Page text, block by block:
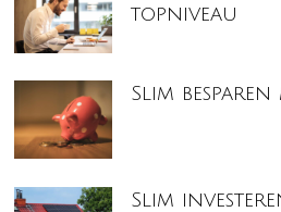
topniveau
Slim besparen
Slim